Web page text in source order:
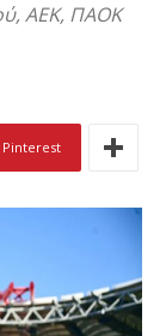
ΑΕΚ, ΠΑΟΚ
Pinterest